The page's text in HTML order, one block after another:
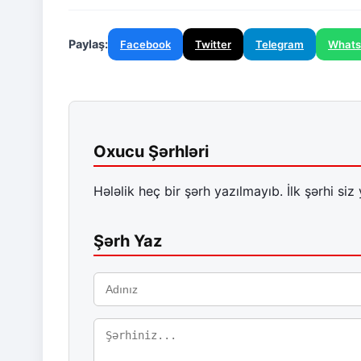
Paylaş: Facebook Twitter Telegram
Oxucu Şərhləri
Hələlik heç bir şərh yazılmayıb. İlk şərhi siz
Şərh Yaz